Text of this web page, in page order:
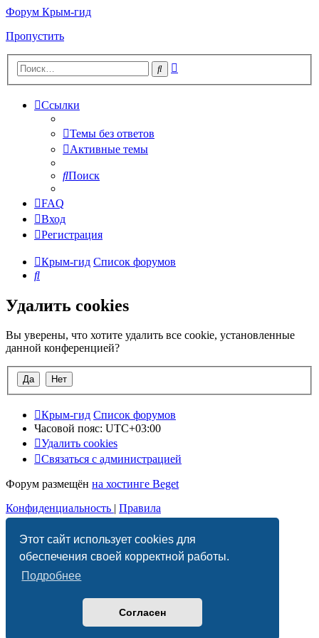
Этот сайт использует cookies для
обеспечения своей корректной работы.
Подробнее
Согласен
Форум Крым-гид
Пропустить
Поиск
Ссылки
Темы без ответов
Активные темы
Поиск
FAQ
Вход
Регистрация
Крым-гид Список форумов
Поиск
Удалить cookies
Вы уверены, что хотите удалить все cookie, установленные
данной конференцией?
Крым-гид Список форумов
Часовой пояс: UTC+03:00
Удалить cookies
Связаться с администрацией
Форум размещён на хостинге Beget
Конфиденциальность | Правила